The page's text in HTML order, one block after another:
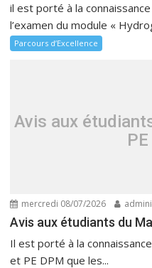
il est porté à la
l’examen du module «
Parcours d’Excellence
Avis aux
mercredi 08/07/2026
Avis aux étudiants du
Il est porté à la
et PE DPM que les...